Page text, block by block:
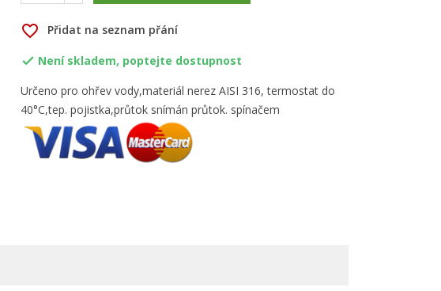
favorite_border Přidat na seznam přání
 Není skladem, poptejte dostupnost
Určeno pro ohřev vody,materiál nerez AISI 316, termostat do
40°C,tep. pojistka,průtok snímán průtok. spínačem